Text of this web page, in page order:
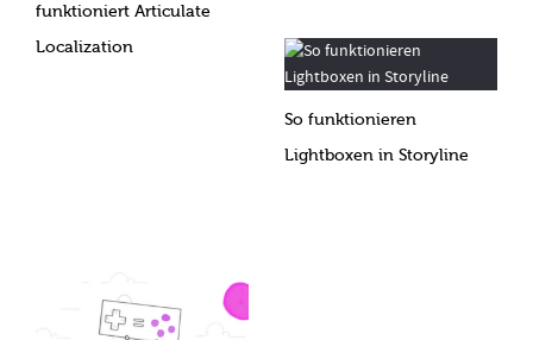
funktioniert Articulate
Localization
So funktionieren
Lightboxen in Storyline